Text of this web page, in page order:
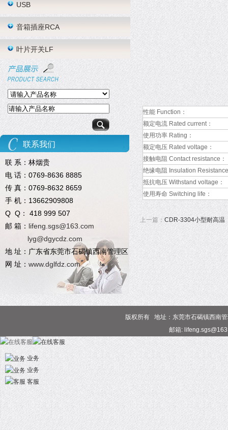
USB
音箱插座RCA
叶片开关LF
联系我们
联 系：林烟贵
电 话：0769-8636 8885
传 真：0769-8632 8659
手 机：13662909808
Q Q： 418 999 507
邮 箱： lifeng.sgs@163.com
lyg@dgycdz.com
地 址：广东省东莞市石碣镇西南管理区
网 址： www.dglfdz.com
性能 Function：
额定电流 Rated current：
使用功率 Rating：
额定电压 Rated voltage：
接触电阻 Contact resistance：
绝缘电阻 Insulation
抵抗电压 Withstand voltage：
使用寿命 Switching life：
上一篇：CDR-3304小型耐高温
版权所有 地址：东莞市石碣镇西南
邮箱:
业务
业务
客服